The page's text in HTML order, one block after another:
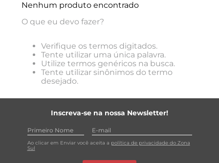
Nenhum produto encontrado
O que eu devo fazer?
Verifique os termos digitados.
Tente utilizar uma única palavra.
Utilize termos genéricos na busca.
Tente utilizar sinônimos do termo
desejado.
Inscreva-se na nossa Newsletter!
Ao clicar em Enviar você aceita a política de privacidade do Zona
Sul